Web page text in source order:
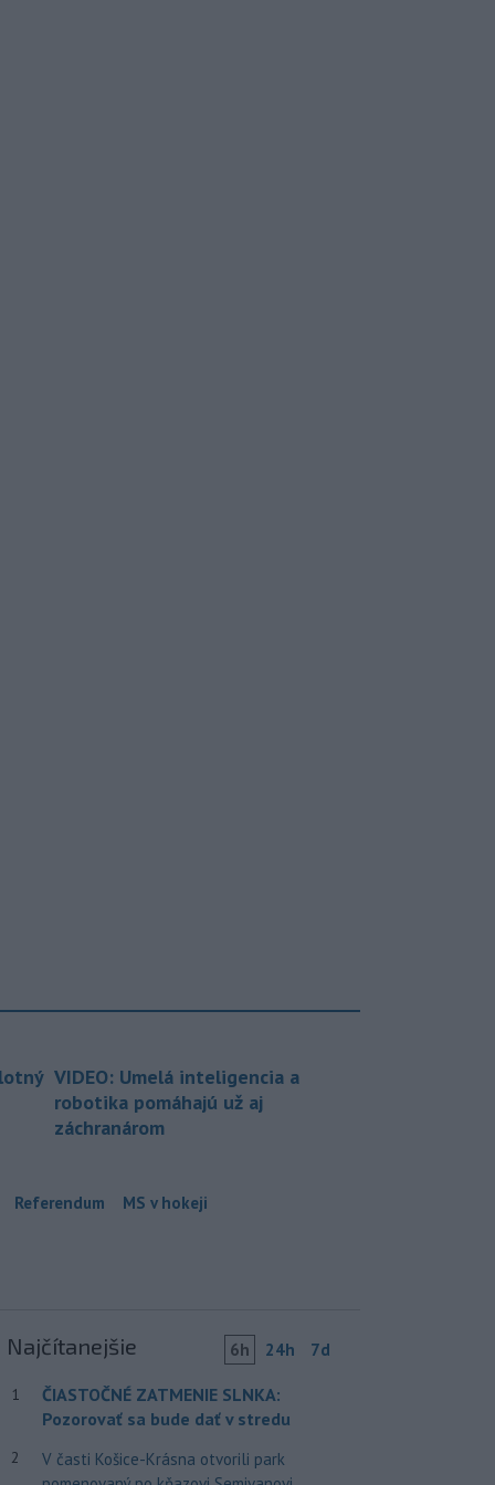
VIDEO: Umelá inteligencia a
robotika pomáhajú už aj
záchranárom
Referendum MS v hokeji
Najčítanejšie 6h 24h 7d
1
ČIASTOČNÉ ZATMENIE SLNKA:
Pozorovať sa bude dať v stredu
2
V časti Košice-Krásna otvorili park